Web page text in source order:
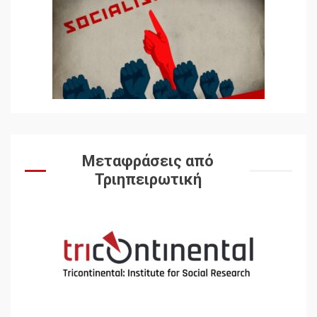
Μεταφράσεις από
Τριηπειρωτική
Αυγή: Μαρξισμός και Εθνική
Απελευθέρωση
Μια κριτική εκ των έσω της
Ενότητα της